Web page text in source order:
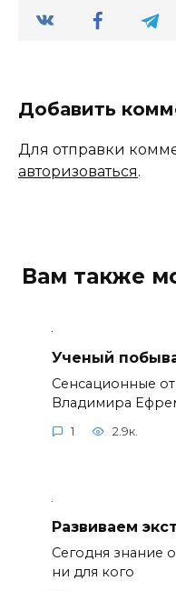
Добавить
Для отправки
авторизоваться.
Вам также
Ученый
Сенсационные
Владимира
1 2.9к.
Развиваем
Сегодня знание
ни для кого